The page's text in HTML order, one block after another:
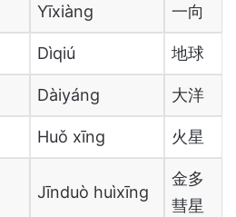
Yīxiàng 一向
Dìqiú 地球
Dàiyáng 大洋
Huǒ xīng 火星
Jīnduò huìxīng
金多
彗星